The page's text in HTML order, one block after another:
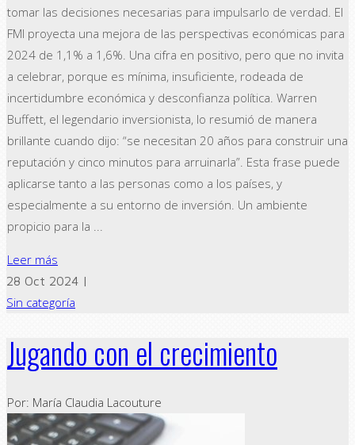
tomar las decisiones necesarias para impulsarlo de verdad. El
FMI proyecta una mejora de las perspectivas económicas para
2024 de 1,1% a 1,6%. Una cifra en positivo, pero que no invita
a celebrar, porque es mínima, insuficiente, rodeada de
incertidumbre económica y desconfianza política. Warren
Buffett, el legendario inversionista, lo resumió de manera
brillante cuando dijo: “se necesitan 20 años para construir una
reputación y cinco minutos para arruinarla”. Esta frase puede
aplicarse tanto a las personas como a los países, y
especialmente a su entorno de inversión. Un ambiente
propicio para la ...
Leer más
28 Oct 2024 |
Sin categoría
Jugando con el crecimiento
Por: María Claudia Lacouture